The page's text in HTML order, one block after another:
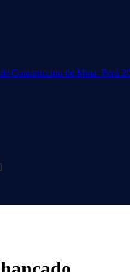
Construcción de Mina. Perú